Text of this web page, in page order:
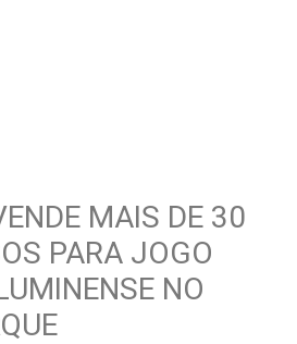
MAIS DE 30
PARA JOGO
NO